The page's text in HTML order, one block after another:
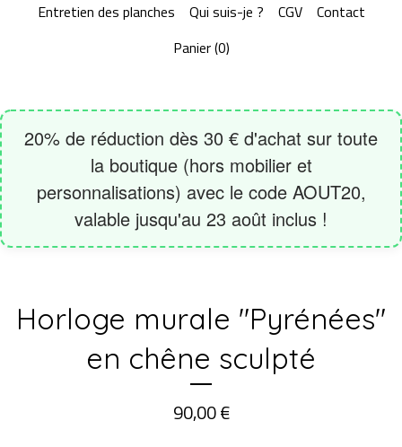
Entretien des planches
Qui suis-je ? CGV
Contact
Panier (0)
Horloge murale "Pyrénées"
en chêne sculpté
90,00€